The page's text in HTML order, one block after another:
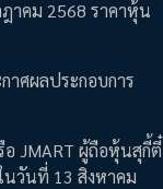
าคม 2568 ราคาหุ้น
าศผลประกอบการ
JMART ผู้ถือหุ้นสุกี้ตี๋
นวันที่ 13 สิงหาคม